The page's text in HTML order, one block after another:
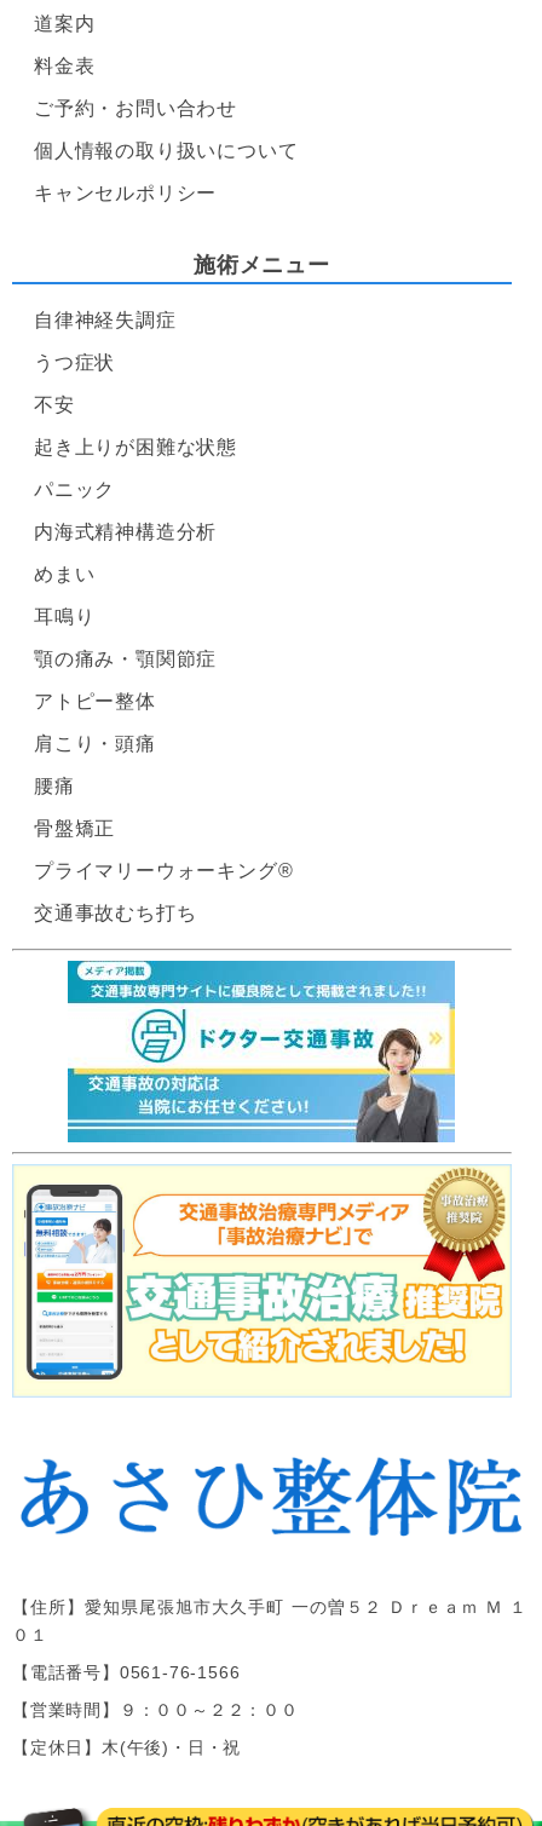
道案内
料金表
ご予約・お問い合わせ
個人情報の取り扱いについて
キャンセルポリシー
施術メニュー
自律神経失調症
うつ症状
不安
起き上りが困難な状態
パニック
内海式精神構造分析
めまい
耳鳴り
顎の痛み・顎関節症
アトピー整体
肩こり・頭痛
腰痛
骨盤矯正
プライマリーウォーキング®
交通事故むち打ち
【住所】愛知県尾張旭市大久手町 一の曽５２ Ｄｒｅａｍ Ｍ １
０１
【電話番号】 0561-76-1566
【営業時間】９：００～２２：００
【定休日】木(午後)・日・祝